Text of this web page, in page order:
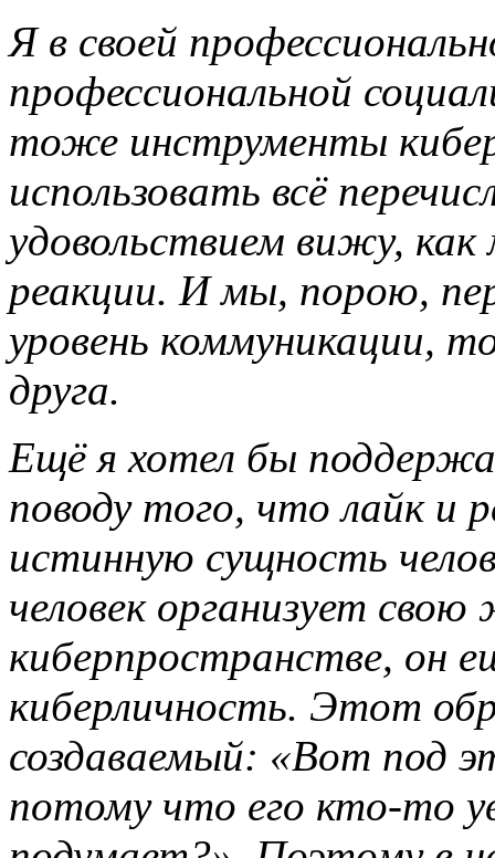
Я в своей
профессиональной
тоже инструменты
использовать всё
удовольствием вижу,
реакции. И мы, порою,
уровень коммуникации,
друга.
Ещё я хотел бы
поводу того, что лайк и
истинную сущность
человек организует
киберпространстве, он
киберличность. Этот
создаваемый: «Вот под
потому что его кто-то